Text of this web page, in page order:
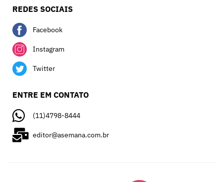
REDES SOCIAIS
Facebook
Instagram
Twitter
ENTRE EM CONTATO
(11)4798-8444
editor@asemana.com.br